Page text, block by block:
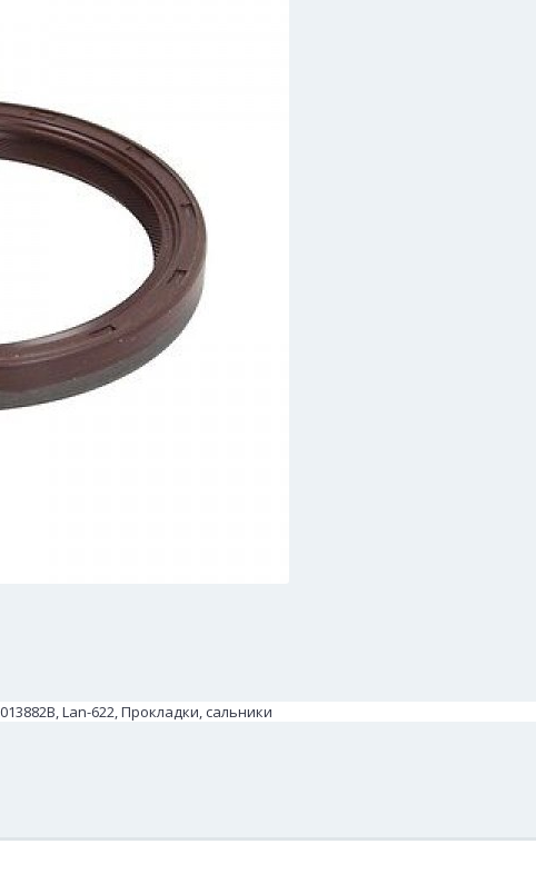
Lan-622, Прокладки, сальники